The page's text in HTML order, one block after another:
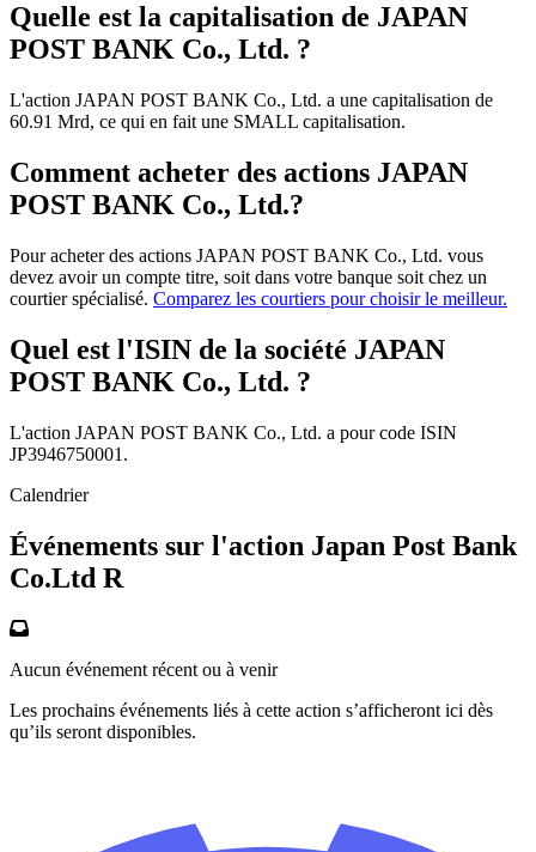
Quelle est la capitalisation de JAPAN
POST BANK Co., Ltd. ?
L'action JAPAN POST BANK Co., Ltd. a une capitalisation de
60.91 Mrd, ce qui en fait une SMALL capitalisation.
Comment acheter des actions JAPAN
POST BANK Co., Ltd.?
Pour acheter des actions JAPAN POST BANK Co., Ltd. vous
devez avoir un compte titre, soit dans votre banque soit chez un
courtier spécialisé. Comparez les courtiers pour choisir le meilleur.
Quel est l'ISIN de la société JAPAN
POST BANK Co., Ltd. ?
L'action JAPAN POST BANK Co., Ltd. a pour code ISIN
JP3946750001.
Calendrier
Événements sur l'action Japan Post Bank
Co.Ltd R
Aucun événement récent ou à venir
Les prochains événements liés à cette action s’afficheront ici dès
qu’ils seront disponibles.